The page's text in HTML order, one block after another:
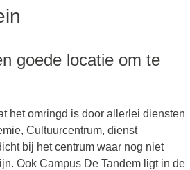
goede locatie om te
het omringd is door allerlei diensten
Cultuurcentrum, dienst
bij het centrum waar nog niet
Ook Campus De Tandem ligt in de